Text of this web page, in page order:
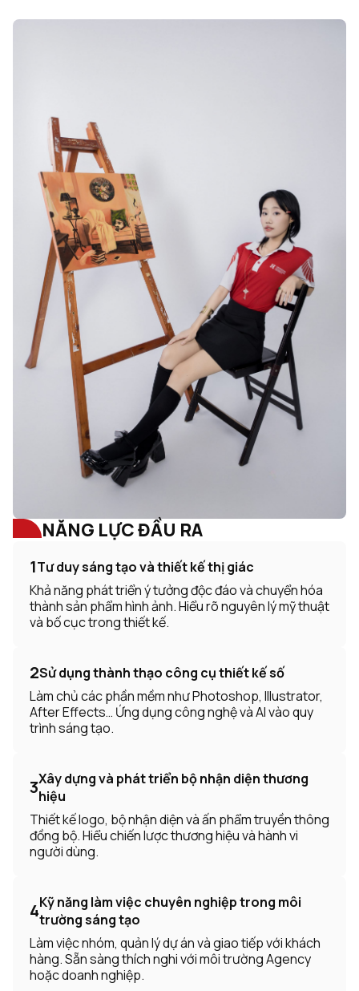
NĂNG LỰC ĐẦU RA
1Tư duy sáng tạo và thiết kế thị giác
Khả năng phát triển ý tưởng độc đáo và chuyển hóa
thành sản phẩm hình ảnh. Hiểu rõ nguyên lý mỹ thuật
và bố cục trong thiết kế.
2Sử dụng thành thạo công cụ thiết kế số
Làm chủ các phần mềm như Photoshop, Illustrator,
After Effects… Ứng dụng công nghệ và AI vào quy
trình sáng tạo.
3Xây dựng và phát triển bộ nhận diện thương
hiệu
Thiết kế logo, bộ nhận diện và ấn phẩm truyền thông
đồng bộ. Hiểu chiến lược thương hiệu và hành vi
người dùng.
4Kỹ năng làm việc chuyên nghiệp trong môi
trường sáng tạo
Làm việc nhóm, quản lý dự án và giao tiếp với khách
hàng. Sẵn sàng thích nghi với môi trường Agency
hoặc doanh nghiệp.